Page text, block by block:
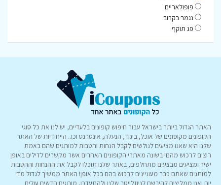
פופולאריים
נגמר בקרוב
פג תוקף
האתר הגדול ביותר בישראל עבור חיפוש קופונים בלעדיים, יש לנו את כל סוגי
הקופונים מקופונים של אוכל, ביגוד, הנעלה, אינטרנט וכו.. הייחודיות של האתר
שלנו היא שאנו מציעים לגולשים לקבל הנחות והטבות למותגים שהם באמת
רוצים לרכוש מהם! בשונה מאתרי הקופונים האחרים אשר מקשרים לדילים באופן
ישיר ומציעים מבצעים מתחלפים, באתר שלנו תוכלו לקבל את ההנחות וההטבות
למותגים שאתם כבר מעוניינים לרכוש בהם בכל אופן! האתר ממשיך לגדול מדי
יום ואנו ממליצים להירשם לניוזלייטר שלנו ולהתעדכן, מותגים חדשים עולים